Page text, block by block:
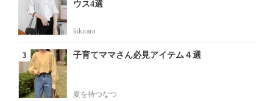
ウス4選
kikirara
子育てママさん必見アイテム４選
夏を待つなつ